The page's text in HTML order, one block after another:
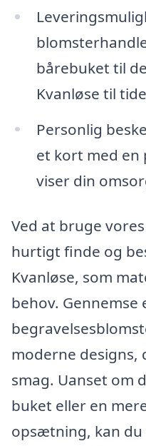
bårebuket til
Kvanløse til
Personlig
et kort med en
viser din
Ved at bruge
hurtigt finde og
Kvanløse, som
behov.
moderne designs,
smag. Uanset om
buket eller en
opsætning, kan